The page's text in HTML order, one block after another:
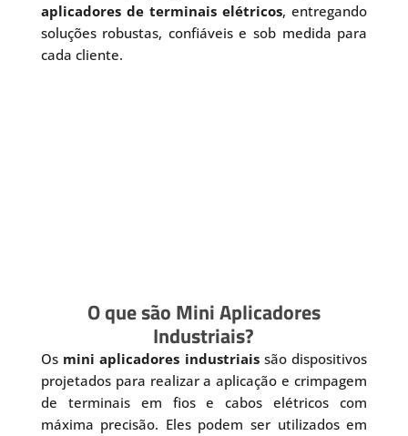
aplicadores de terminais elétricos, entregando
soluções robustas, confiáveis e sob medida para
cada cliente.
O que são Mini Aplicadores
Industriais?
Os mini aplicadores industriaissão dispositivos
projetados para realizar a aplicação e crimpagem
de terminais em fios e cabos elétricos com
máxima precisão. Eles podem ser utilizados em